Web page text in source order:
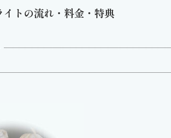
トの流れ・料金・特典